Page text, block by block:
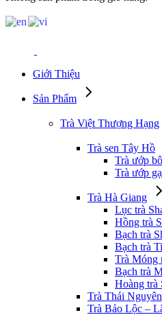
Giới Thiệu
Sản Phẩm
Trà Việt Thượng Hạng
Trà sen Tây Hồ
Trà ướp
Trà ướp
Trà Hà Giang
Lục trà
Hồng trà
Bạch trà
Bạch trà
Trà Móng
Bạch trà
Hoàng trà
Trà Thái Nguyên
Trà Bảo Lộc –